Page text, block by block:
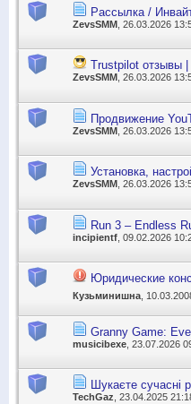
Рассылка /
ZevsSMM , 26.03.2026
Trustpilot отзывы
ZevsSMM , 26.03.2026
Продвижение
ZevsSMM , 26.03.2026
Установка,
ZevsSMM , 26.03.2026
Run 3 – Endless
incipientf , 09.02.2026
Юридические
Кузьминишна ,
Granny Game:
musicibexe , 23.07.2026
Шукаєте сучасні
TechGaz , 23.04.2025